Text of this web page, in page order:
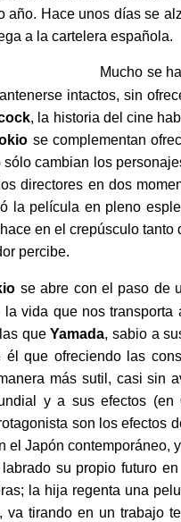
año. Hace unos días se
a la cartelera española.
Mucho se
intactos, sin
, la historia del cine
se complementan
cambian los
directores en dos
la película en pleno
hace en el crepúsculo
percibe.
se abre con el paso de
vida que nos
queYamada, sabio a
él que ofreciendo las
más sutil, casi sin
y a sus efectos (en
son los efectos
el Japón contemporáneo,
su propio futuro
la hija regenta una
va tirando en un trabajo